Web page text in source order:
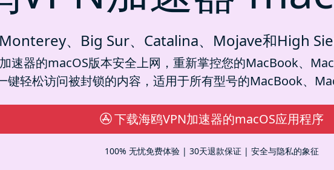
、Big Sur、Catalina、Mojave和High
速器的macOS版本安全上网，重新掌控您的MacBook、
键轻松访问被封锁的内容，适用于所有型号的MacBook、
下载海鸥VPN加速器的macOS应用程序
100% 无忧免费体验 | 30天退款保证 | 安全与隐私的象征